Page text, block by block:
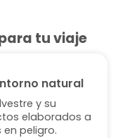
tu viaje
natural
y su
elaborados a
peligro.